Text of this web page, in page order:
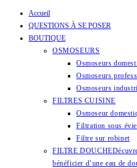
Accueil
QUESTIONS À SE POSER
BOUTIQUE
OSMOSEURS
Osmoseurs
Osmoseurs
Osmoseurs
FILTRES CUISINE
Osmoseur
Filtration sous
Filtre sur robinet
FILTRE DOUCHE
bénéficier d’une eau de